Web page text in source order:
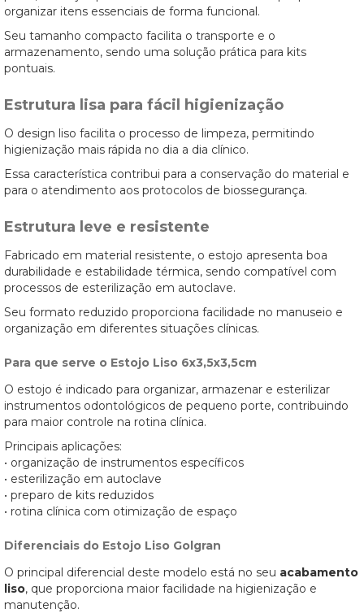
organizar itens essenciais de forma funcional.
Seu tamanho compacto facilita o transporte e o
armazenamento, sendo uma solução prática para kits
pontuais.
Estrutura lisa para fácil higienização
O design liso facilita o processo de limpeza, permitindo
higienização mais rápida no dia a dia clínico.
Essa característica contribui para a conservação do material e
para o atendimento aos protocolos de biossegurança.
Estrutura leve e resistente
Fabricado em material resistente, o estojo apresenta boa
durabilidade e estabilidade térmica, sendo compatível com
processos de esterilização em autoclave.
Seu formato reduzido proporciona facilidade no manuseio e
organização em diferentes situações clínicas.
Para que serve o Estojo Liso 6x3,5x3,5cm
O estojo é indicado para organizar, armazenar e esterilizar
instrumentos odontológicos de pequeno porte, contribuindo
para maior controle na rotina clínica.
Principais aplicações:
• organização de instrumentos específicos
• esterilização em autoclave
• preparo de kits reduzidos
• rotina clínica com otimização de espaço
Diferenciais do Estojo Liso Golgran
O principal diferencial deste modelo está no seu acabamento
liso, que proporciona maior facilidade na higienização e
manutenção.